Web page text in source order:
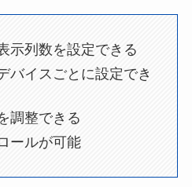
示列数を設定できる
バイスごとに設定でき
調整できる
ールが可能